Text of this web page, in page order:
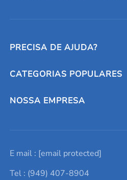
PRECISA DE AJUDA?
Conversores e calculadoras
Entre em contato conosco
Lista de consultas
CATEGORIAS POPULARES
Metais refratários
Elementos de terras raras
NOSSA EMPRESA
Promoções atuais
E mail : [email protected]
Tel : (949) 407-8904